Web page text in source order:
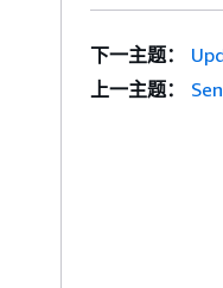
下一主题：
上一主题：